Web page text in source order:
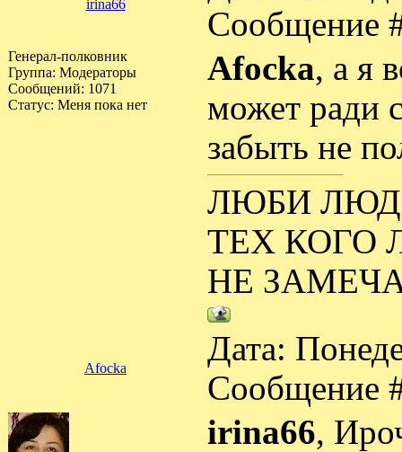
irina66
Сообщение
Генерал-полковник
Группа: Модераторы
Сообщений: 1071
Статус: Меня пока нет
Afocka, а я
может ради
забыть не
ЛЮБИ
ТЕХ КОГО
НЕ
Afocka
Дата:
Сообщение
irina66,